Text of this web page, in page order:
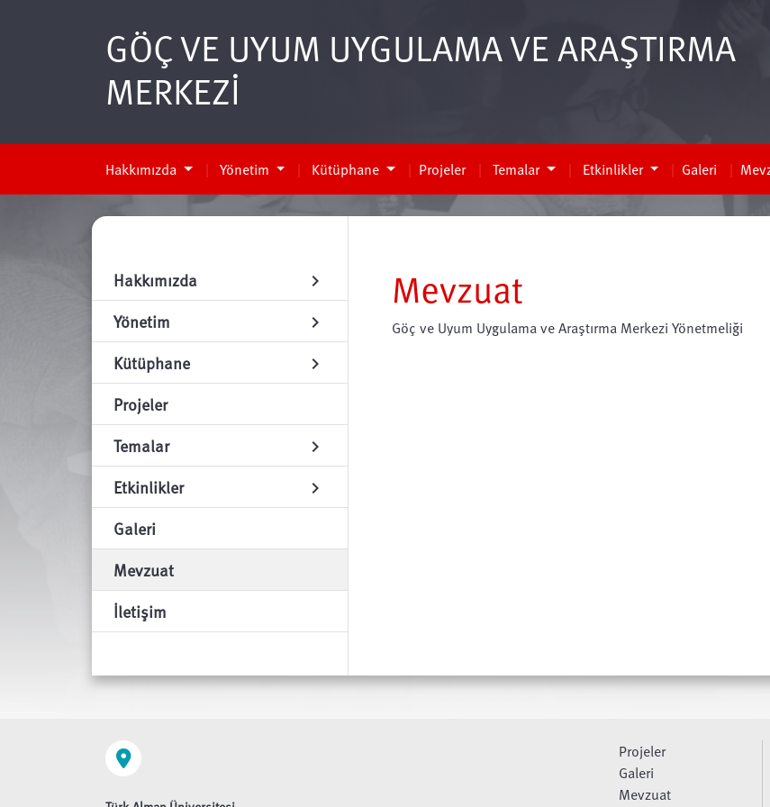
GÖÇ VE UYUM UYGULAMA VE ARAŞTIRMA
MERKEZİ
Hakkımızda Yönetim Kütüphane Projeler Temalar Etkinlikler Galeri
Hakkımızda chevron_right
Yönetim chevron_right
Kütüphane chevron_right
Projeler
Temalar
chevron_right
Etkinlikler chevron_right
Galeri
Mevzuat
İletişim
Mevzuat
Göç ve Uyum Uygulama ve Araştırma Merkezi Yönetmeliği
Projeler
Galeri
Mevzuat